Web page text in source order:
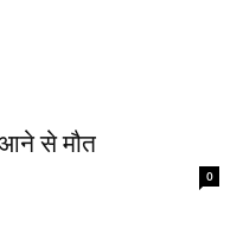
आने से मौत
0